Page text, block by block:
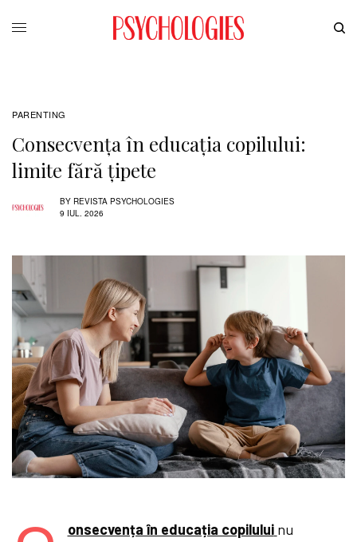
PARENTING
Consecvența în educația copilului:
limite fără țipete
BY REVISTA PSYCHOLOGIES
9 IUL. 2026
onsecvența în educația copilului nu